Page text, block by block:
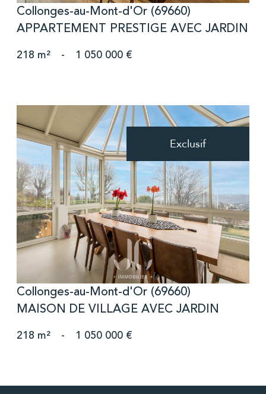
Collonges-au-Mont-d'Or (69660)
APPARTEMENT PRESTIGE AVEC JARDIN
218 m² - 1 050 000 €
Exclusif
voir le bien
Collonges-au-Mont-d'Or (69660)
MAISON DE VILLAGE AVEC JARDIN
218 m² - 1 050 000 €